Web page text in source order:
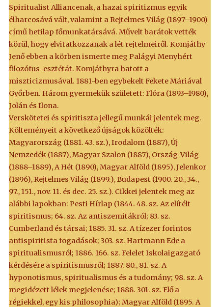
Spiritualist Alliancenak, a hazai spiritizmus egyik
élharcosává vált, valamint a Rejtelmes Világ (1897–1900)
című hetilap főmunkatársává. Művelt barátok vették
körül, hogy elvitatkozzanak a lét rejtelmeiről. Komjáthy
Jenő ebben a körben ismerte meg Palágyi Menyhért
filozófus-esztétát. Komjáthyra hatott a
miszticizmusával. 1881-ben egybekelt Fekete Máriával
Győrben. Három gyermekük született: Flóra (1893–1980),
Jolán és Ilona.
Verskötetei és spiritiszta jellegű munkái jelentek meg.
Költeményeit a következő újságok közölték:
Magyarország (1881. 43. sz.), Irodalom (1887), Új
Nemzedék (1887), Magyar Szalon (1887), Ország-Világ
(1888–1889), A Hét (1890), Magyar Alföld (1895), Jelenkor
(1896), Rejtelmes Világ (1899.), Budapest (1900. 20., 34.,
97., 151., nov. 11. és dec. 25. sz.). Cikkei jelentek meg az
alábbi lapokban: Pesti Hírlap (1844. 48. sz. Az elítélt
spiritismus; 64. sz. Az antiszemitákról; 83. sz.
Cumberland és társai; 1885. 31. sz. A tízezer forintos
antispiritista fogadások; 303. sz. Hartmann Ede a
spiritualismusról; 1886. 166. sz. Felelet Iskolaigazgató
kérdésére a spiritismusról; 1887. 80., 81. sz. A
hyponotismus, spiritualismus és a tudomány; 98. sz. A
megidézett lélek megjelenése; 1888. 301. sz. Elő a
régiekkel, egy kis philosophia); Magyar Alföld (1895. A